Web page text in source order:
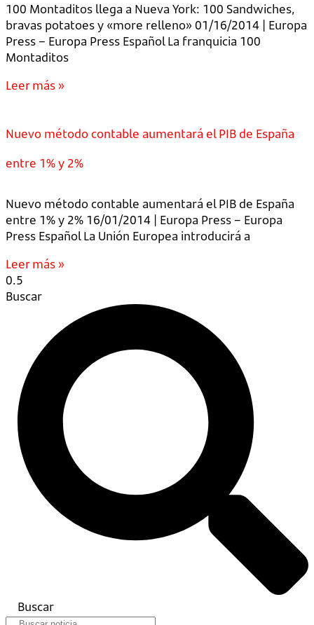
100 Montaditos llega a Nueva York: 100 Sandwiches,
bravas potatoes y «more relleno» 01/16/2014 | Europa
Press – Europa Press Español La franquicia 100
Montaditos
Leer más »
Nuevo método contable aumentará el PIB de España
entre 1% y 2%
Nuevo método contable aumentará el PIB de España
entre 1% y 2% 16/01/2014 | Europa Press – Europa
Press Español La Unión Europea introducirá a
Leer más »
Buscar
Buscar